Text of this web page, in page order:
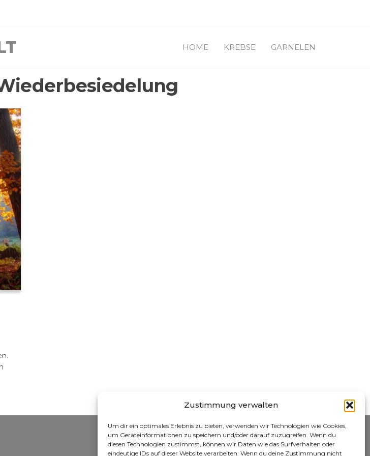
Zustimmung verwalten
Um dir ein optimales Erlebnis zu bieten, verwenden wir Technologien wie Cookies,
um Geräteinformationen zu speichern und/oder darauf zuzugreifen. Wenn du
diesen Technologien zustimmst, können wir Daten wie das Surfverhalten oder
eindeutige IDs auf dieser Website verarbeiten. Wenn du deine Zustimmung nicht
HOME KREBSE GARNELEN